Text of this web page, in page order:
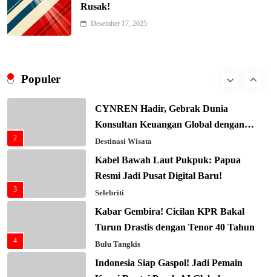
Populer
8
Xenco Medical Raih Penghargaan
Bergengsi TIME100: Revolusi Medis
2
CYNREN Hadir, Gebrak Dunia
Konsultan Keuangan Global dengan
Sentuhan AI
Destinasi Wisata
3
Kabel Bawah Laut Pukpuk: Papua
Resmi Jadi Pusat Digital Baru!
Selebriti
4
Kabar Gembira! Cicilan KPR Bakal
Turun Drastis dengan Tenor 40 Tahun
Bulu Tangkis
Indonesia Siap Gaspol! Jadi Pemain
Rusak!
Desember 17, 2025